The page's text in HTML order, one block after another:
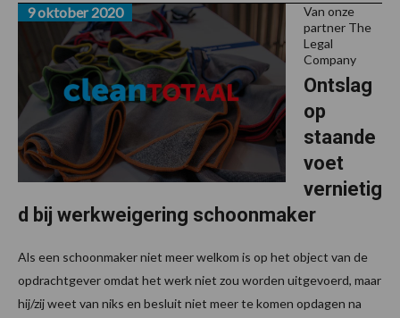
Van onze
partner The
Legal
Company
Ontslag
op
staande
voet
vernietig
d bij werkweigering schoonmaker
9 oktober 2020
Als een schoonmaker niet meer welkom is op het object van de
opdrachtgever omdat het werk niet zou worden uitgevoerd, maar
hij/zij weet van niks en besluit niet meer te komen opdagen na